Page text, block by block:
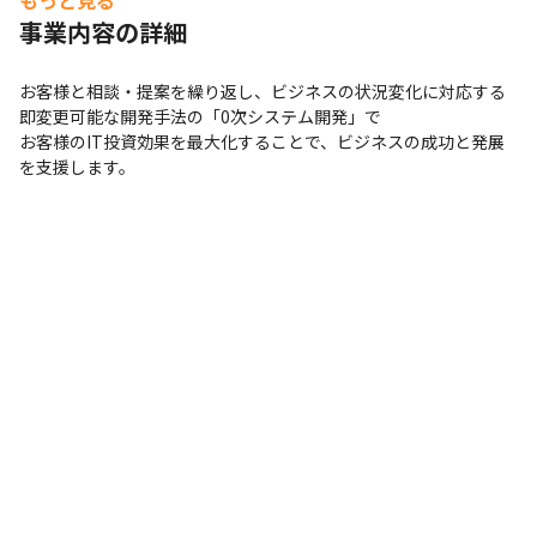
■目指せる4つのキャリアパス
①スペシャリスト・ITアーキテクトパス
※スペシャリストとして、ITアーキテクト・各種技術に特化して
いただくなど、複数種類あり
②プロジェクト管理・顧客提案パス
事業内容の詳細
お客様と相談・提案を繰り返し、ビジネスの状況変化に対応する
即変更可能な開発手法の「0次システム開発」で
お客様のIT投資効果を最大化することで、ビジネスの成功と発展
を支援します。